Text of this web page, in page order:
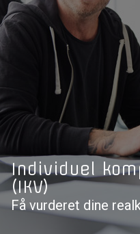
Individuel
(IKV)
Få vurderet dine